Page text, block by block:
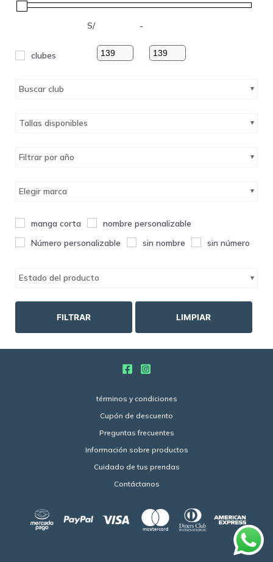
S/ -
clubes
Buscar club
Tallas disponibles
Filtrar por año
Elegir marca
manga corta
nombre personalizable
Número personalizable
sin nombre sin número
Estado del producto
FILTRAR LIMPIAR
términos y condiciones
Cupón de descuento
Preguntas frecuentes
Información sobre productos
Cuidado de tus prendas
Contáctanos